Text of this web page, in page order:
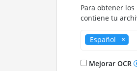
Para obtener
contiene tu
Español
Mejorar OCR